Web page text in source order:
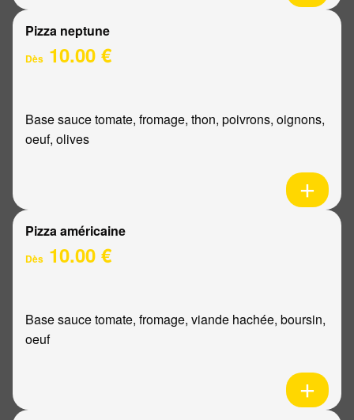
Pizza neptune
Dès 10.00 €
Base sauce tomate, fromage, thon, poivrons, oignons,
oeuf, olives
Pizza américaine
Dès 10.00 €
Base sauce tomate, fromage, viande hachée, boursin,
oeuf